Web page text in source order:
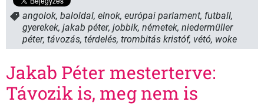
angolok, baloldal, elnok, európai parlament, futball,
gyerekek, jakab péter, jobbik, németek, niedermüller
péter, távozás, térdelés, trombitás kristóf, vétó, woke
Jakab Péter mesterterve:
Távozik is, meg nem is